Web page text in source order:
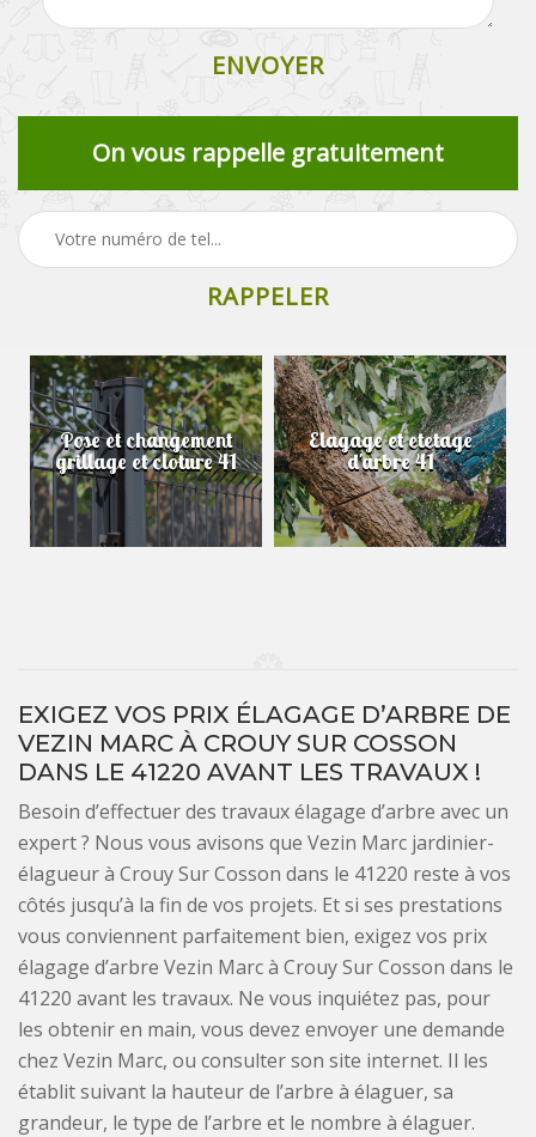
On vous rappelle gratuitement
Pose et changement
grillage et cloture 41
Elagage et etetage
d'arbre 41
EXIGEZ VOS PRIX ÉLAGAGE D’ARBRE DE
VEZIN MARC À CROUY SUR COSSON
DANS LE 41220 AVANT LES TRAVAUX !
Besoin d’effectuer des travaux élagage d’arbre avec un
expert ? Nous vous avisons que Vezin Marc jardinier-
élagueur à Crouy Sur Cosson dans le 41220 reste à vos
côtés jusqu’à la fin de vos projets. Et si ses prestations
vous conviennent parfaitement bien, exigez vos prix
élagage d’arbre Vezin Marc à Crouy Sur Cosson dans le
41220 avant les travaux. Ne vous inquiétez pas, pour
les obtenir en main, vous devez envoyer une demande
chez Vezin Marc, ou consulter son site internet. Il les
établit suivant la hauteur de l’arbre à élaguer, sa
grandeur, le type de l’arbre et le nombre à élaguer.